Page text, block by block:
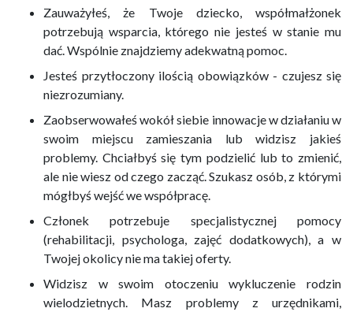
Zauważyłeś, że Twoje dziecko, współmałżonek
potrzebują wsparcia, którego nie jesteś w stanie mu
dać. Wspólnie znajdziemy adekwatną pomoc.
Jesteś przytłoczony ilością obowiązków - czujesz się
niezrozumiany.
Zaobserwowałeś wokół siebie innowacje w działaniu w
swoim miejscu zamieszania lub widzisz jakieś
problemy. Chciałbyś się tym podzielić lub to zmienić,
ale nie wiesz od czego zacząć. Szukasz osób, z którymi
mógłbyś wejść we współpracę.
Członek potrzebuje specjalistycznej pomocy
(rehabilitacji, psychologa, zajęć dodatkowych), a w
Twojej okolicy nie ma takiej oferty.
Widzisz w swoim otoczeniu wykluczenie rodzin
wielodzietnych. Masz problemy z urzędnikami,